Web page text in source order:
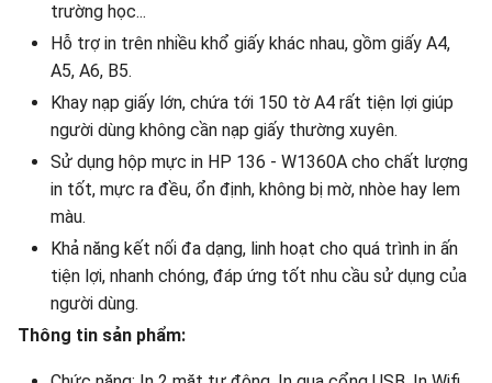
trường học...
Hỗ trợ in trên nhiều khổ giấy khác nhau, gồm giấy A4,
A5, A6, B5.
Khay nạp giấy lớn, chứa tới 150 tờ A4 rất tiện lợi giúp
người dùng không cần nạp giấy thường xuyên.
Sử dụng hộp mực in HP 136 - W1360A cho chất lượng
in tốt, mực ra đều, ổn định, không bị mờ, nhòe hay lem
màu.
Khả năng kết nối đa dạng, linh hoạt cho quá trình in ấn
tiện lợi, nhanh chóng, đáp ứng tốt nhu cầu sử dụng của
người dùng.
Thông tin sản phẩm: